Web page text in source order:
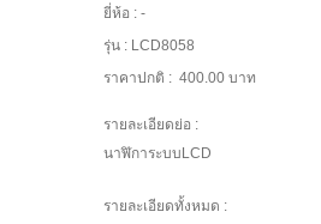
ยี่ห้อ : -
รุ่น : LCD8058
ราคาปกติ : 400.00 บาท
รายละเอียดย่อ :
นาฬิการะบบLCD
รายละเอียดทั้งหมด :